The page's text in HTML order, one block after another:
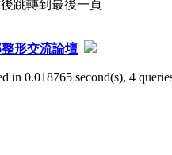
後跳轉到最後一頁
形交流論壇
in 0.018765 second(s), 4